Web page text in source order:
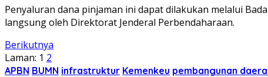
Penyaluran dana pinjaman ini dapat dilakukan melalui
langsung oleh Direktorat Jenderal Perbendaharaan.
Berikutnya
Laman: 1 2
APBN BUMN infrastruktur Kemenkeu pembangunan